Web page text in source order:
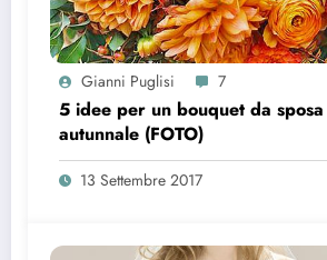
Gianni Puglisi 7
5 idee per un bouquet da sposa
autunnale (FOTO)
13 Settembre 2017